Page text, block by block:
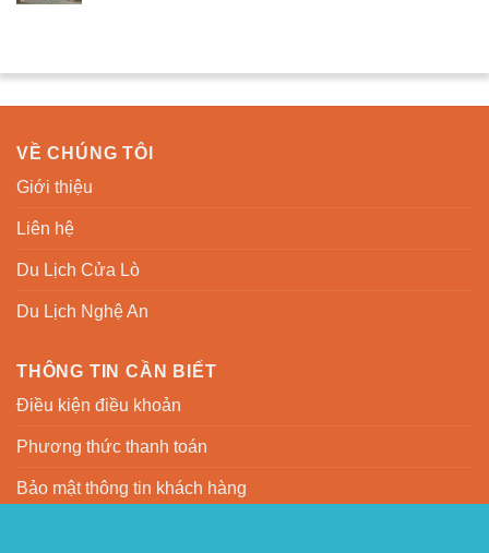
VỀ CHÚNG TÔI
Giới thiệu
Liên hệ
Du Lịch Cửa Lò
Du Lịch Nghệ An
THÔNG TIN CẦN BIẾT
Điều kiện điều khoản
Phương thức thanh toán
Bảo mật thông tin khách hàng